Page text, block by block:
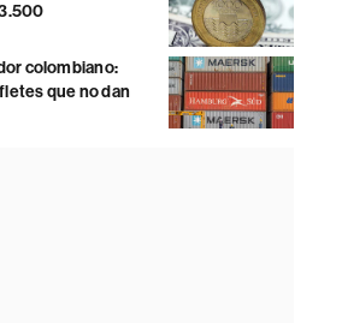
colombiano:
que no dan